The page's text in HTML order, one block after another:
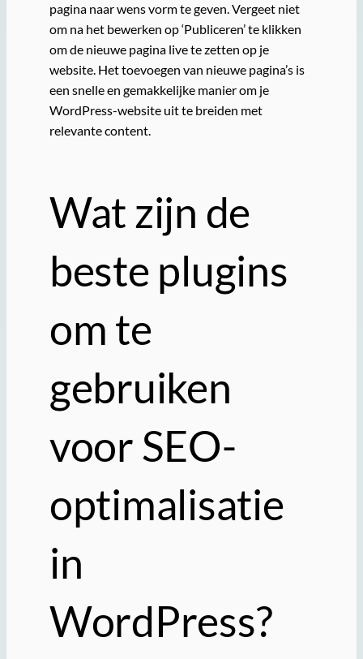
pagina naar wens vorm te geven. Vergeet niet
om na het bewerken op ‘Publiceren’ te klikken
om de nieuwe pagina live te zetten op je
website. Het toevoegen van nieuwe pagina’s is
een snelle en gemakkelijke manier om je
WordPress-website uit te breiden met
relevante content.
Wat zijn de
beste plugins
om te
gebruiken
voor SEO-
optimalisatie
in
WordPress?